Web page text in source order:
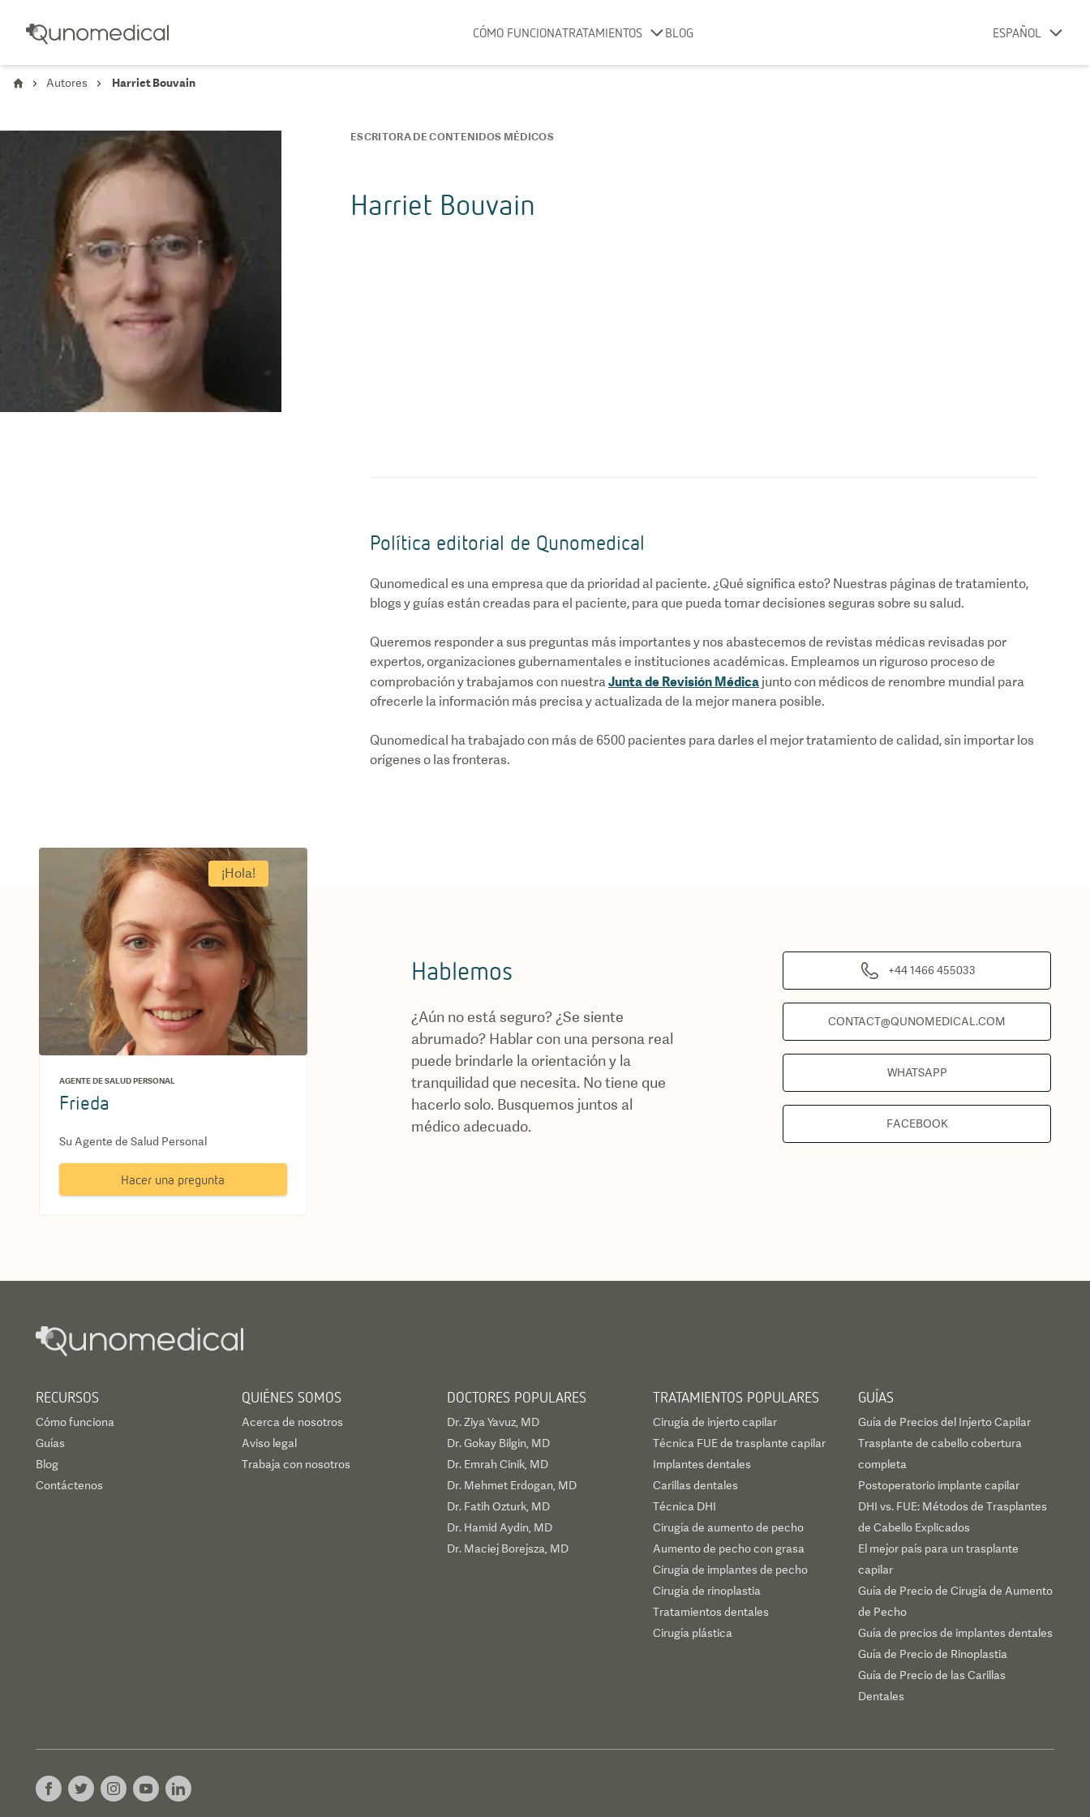
CÓMO FUNCIONATRATAMIENTOS BLOG ESPAÑOL
Autores Harriet Bouvain
ESCRITORA DE CONTENIDOS MÉDICOS
Harriet Bouvain
Política editorial de Qunomedical
Qunomedical es una empresa que da prioridad al paciente. ¿Qué significa esto? Nuestras páginas de tratamiento,
blogs y guías están creadas para el paciente, para que pueda tomar decisiones seguras sobre su salud.
Queremos responder a sus preguntas más importantes y nos abastecemos de revistas médicas revisadas por
expertos, organizaciones gubernamentales e instituciones académicas. Empleamos un riguroso proceso de
comprobación y trabajamos con nuestra Junta de Revisión Médica junto con médicos de renombre mundial para
ofrecerle la información más precisa y actualizada de la mejor manera posible.
Qunomedical ha trabajado con más de 6500 pacientes para darles el mejor tratamiento de calidad, sin importar los
orígenes o las fronteras.
¡Hola!
AGENTE DE SALUD PERSONAL
Frieda
Su Agente de Salud Personal
Hacer una pregunta
Hablemos
¿Aún no está seguro? ¿Se siente
abrumado? Hablar con una persona real
puede brindarle la orientación y la
tranquilidad que necesita. No tiene que
hacerlo solo. Busquemos juntos al
médico adecuado.
+44 1466 455033
CONTACT@QUNOMEDICAL.COM
WHATSAPP
FACEBOOK
RECURSOS
Cómo funciona
Guías
Blog
Contáctenos
QUIÉNES SOMOS
Acerca de nosotros
Aviso legal
Trabaja con nosotros
DOCTORES POPULARES
Dr. Ziya Yavuz, MD
Dr. Gokay Bilgin, MD
Dr. Emrah Cinik, MD
Dr. Mehmet Erdogan, MD
Dr. Fatih Ozturk, MD
Dr. Hamid Aydin, MD
Dr. Maciej Borejsza, MD
TRATAMIENTOS POPULARES
Cirugía de injerto capilar
Técnica FUE de trasplante capilar
Implantes dentales
Carillas dentales
Técnica DHI
Cirugía de aumento de pecho
Aumento de pecho con grasa
Cirugía de implantes de pecho
Cirugía de rinoplastia
Tratamientos dentales
Cirugía plástica
GUÍAS
Guía de Precios del Injerto Capilar
Trasplante de cabello cobertura
completa
Postoperatorio implante capilar
DHI vs. FUE: Métodos de Trasplantes
de Cabello Explicados
El mejor país para un trasplante
capilar
Guía de Precio de Cirugía de Aumento
de Pecho
Guía de precios de implantes dentales
Guía de Precio de Rinoplastia
Guía de Precio de las Carillas
Dentales